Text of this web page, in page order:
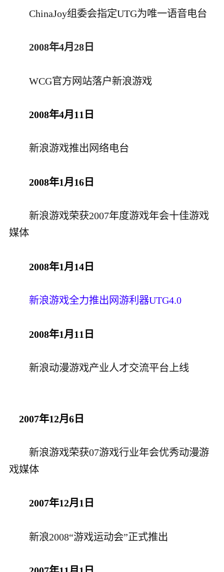
ChinaJoy组委会指定UTG为唯一语音电台
2008年4月28日
WCG官方网站落户新浪游戏
2008年4月11日
新浪游戏推出网络电台
2008年1月16日
新浪游戏荣获2007年度游戏年会十佳游戏
媒体
2008年1月14日
新浪游戏全力推出网游利器UTG4.0
2008年1月11日
新浪动漫游戏产业人才交流平台上线
2007年12月6日
新浪游戏荣获07游戏行业年会优秀动漫游
戏媒体
2007年12月1日
新浪2008“游戏运动会”正式推出